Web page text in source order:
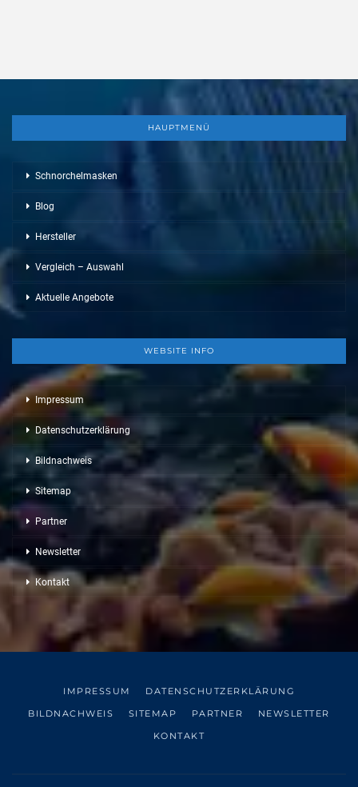
HAUPTMENÜ
Schnorchelmasken
Blog
Hersteller
Vergleich – Auswahl
Aktuelle Angebote
WEBSITE INFO
Impressum
Datenschutzerklärung
Bildnachweis
Sitemap
Partner
Newsletter
Kontakt
IMPRESSUM
DATENSCHUTZERKLÄRUNG
BILDNACHWEIS
SITEMAP PARTNER
NEWSLETTER
KONTAKT